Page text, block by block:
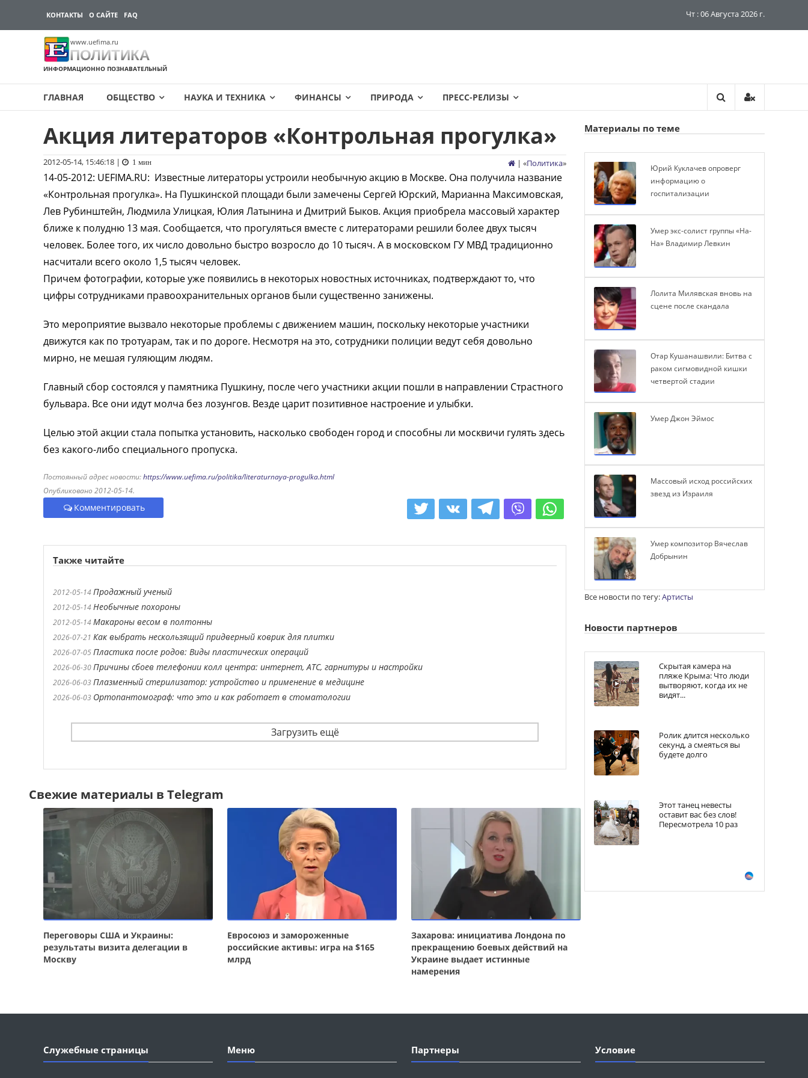
КОНТАКТЫ О САЙТЕ FAQ Чт : 06 Августа 2026 г.
www.uefima.ru
ПОЛИТИКА
ИНФОРМАЦИОННО ПОЗНАВАТЕЛЬНЫЙ
ГЛАВНАЯ ОБЩЕСТВО НАУКА И ТЕХНИКА ФИНАНСЫ ПРИРОДА ПРЕСС-РЕЛИЗЫ
содержимому
Акция литераторов «Контрольная прогулка»
2012-05-14, 15:46:18 | 1 мин | «Политика»
14-05-2012: UEFIMA.RU: Известные литераторы устроили необычную акцию в Москве. Она получила название
«Контрольная прогулка». На Пушкинской площади были замечены Сергей Юрский, Марианна Максимовская,
Лев Рубинштейн, Людмила Улицкая, Юлия Латынина и Дмитрий Быков. Акция приобрела массовый характер
ближе к полудню 13 мая. Сообщается, что прогуляться вместе с литераторами решили более двух тысяч
человек. Более того, их число довольно быстро возросло до 10 тысяч. А в московском ГУ МВД традиционно
насчитали всего около 1,5 тысяч человек.
Причем фотографии, которые уже появились в некоторых новостных источниках, подтверждают то, что
цифры сотрудниками правоохранительных органов были существенно занижены.
Это мероприятие вызвало некоторые проблемы с движением машин, поскольку некоторые участники
движутся как по тротуарам, так и по дороге. Несмотря на это, сотрудники полиции ведут себя довольно
мирно, не мешая гуляющим людям.
Главный сбор состоялся у памятника Пушкину, после чего участники акции пошли в направлении Страстного
бульвара. Все они идут молча без лозунгов. Везде царит позитивное настроение и улыбки.
Целью этой акции стала попытка установить, насколько свободен город и способны ли москвичи гулять здесь
без какого-либо специального пропуска.
Постоянный адрес новости:https://www.uefima.ru/politika/literaturnaya-progulka.html
Опубликовано 2012-05-14.
Комментировать
Также читайте
2012-05-14Продажный ученый
2012-05-14Необычные похороны
2012-05-14Макароны весом в полтонны
2026-07-21 Как выбрать нескользящий придверный коврик для плитки
2026-07-05Пластика после родов: Виды пластических операций
2026-06-30Причины сбоев телефонии колл центра: интернет, АТС, гарнитуры и настройки
2026-06-03Плазменный стерилизатор: устройство и применение в медицине
2026-06-03 Ортопантомограф: что это и как работает в стоматологии
Загрузить ещё
Свежие материалы в Telegram
Переговоры США и Украины:
результаты визита делегации в
Москву
Евросоюз и замороженные
российские активы: игра на $165
млрд
Захарова: инициатива Лондона по
прекращению боевых действий на
Украине выдает истинные
намерения
Материалы по теме
Юрий Куклачев опроверг
информацию о
госпитализации
Умер экс-солист группы «На-
На» Владимир Левкин
Лолита Милявская вновь на
сцене после скандала
Отар Кушанашвили: Битва с
раком сигмовидной кишки
четвертой стадии
Умер Джон Эймос
Массовый исход российских
звезд из Израиля
Умер композитор Вячеслав
Добрынин
Все новости по тегу:Артисты
Новости партнеров
Скрытая камера на
пляже Крыма: Что люди
вытворяют, когда их не
видят...
Ролик длится несколько
секунд, а смеяться вы
будете долго
Этот танец невесты
оставит вас без слов!
Пересмотрела 10 раз
Служебные страницы Меню Партнеры Условие